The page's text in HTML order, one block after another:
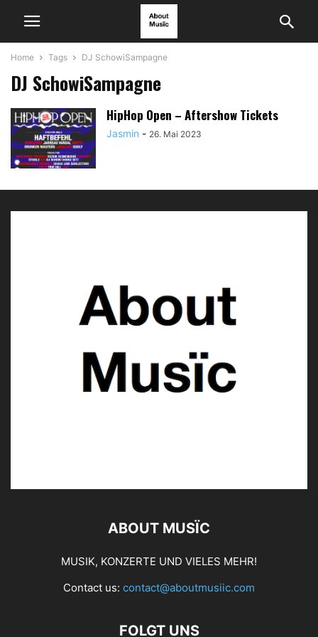
Home Tags DJ SchowiSampagne
DJ SchowiSampagne
HipHop Open – Aftershow Tickets
Jasmin - 26. Mai 2023
ABOUT MUSÏC
MUSIK, KONZERTE UND VIELES MEHR!
Contact us: contact@aboutmusiic.com
FOLGT UNS